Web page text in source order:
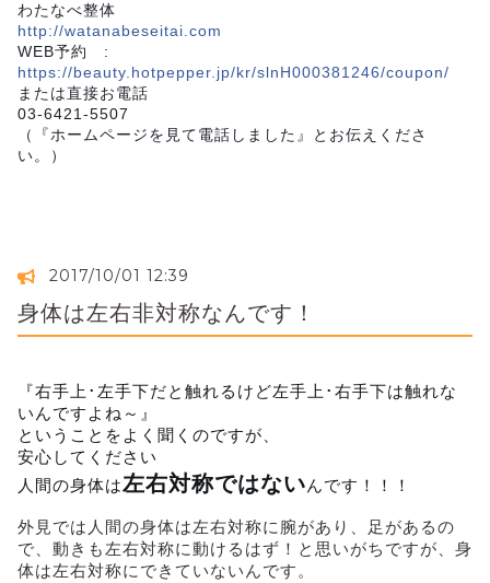
わたなべ整体
http://watanabeseitai.com
WEB予約 :
https://beauty.hotpepper.jp/kr/slnH000381246/coupon/
または直接お電話
03-6421-5507
（『ホームページを見て電話しました』とお伝えくださ
い。）
2017/10/01 12:39
身体は左右非対称なんです！
『右手上･左手下だと触れるけど左手上･右手下は触れな
いんですよね～』
ということをよく聞くのですが、
安心してください
人間の身体は左右対称ではないんです！！！
外見では人間の身体は左右対称に腕があり、足があるの
で、動きも左右対称に動けるはず！と思いがちですが、身
体は左右対称にできていないんです。